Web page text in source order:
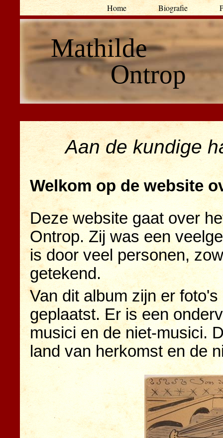
Home Biografie
Mathilde
Ontrop
Aan de kundige
Welkom op de website
Deze website gaat over
Ontrop. Zij was een
is door veel personen,
getekend.
Van dit album zijn er
geplaatst. Er is een
musici en de niet-musici.
land van herkomst en de